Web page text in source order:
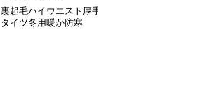
裏起毛ハイウエスト厚手
タイツ冬用暖か防寒